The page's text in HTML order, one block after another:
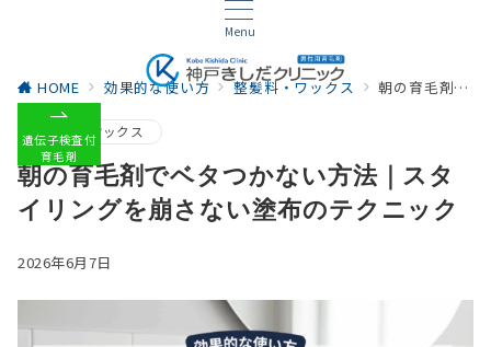
Menu
遺伝子検査付
育毛剤
HOME 効果的な使い方 整髪料・ワックス 朝の育毛剤でベタつかない方法｜スタイリングを崩さない塗布のテクニック
整髪料・ワックス
朝の育毛剤でベタつかない方法｜スタ
イリングを崩さない塗布のテクニック
2026年6月7日